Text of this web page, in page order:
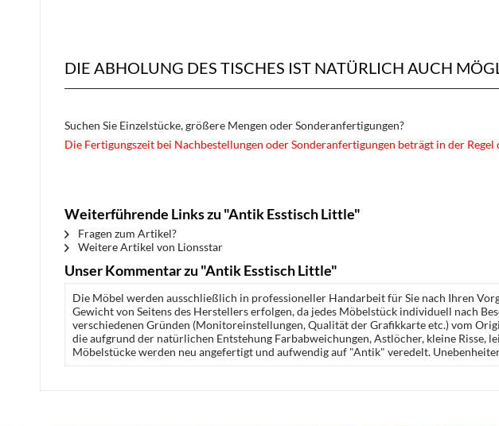
DIE ABHOLUNG DES TISCHES IST NATÜRLICH AUCH
Suchen Sie Einzelstücke, größere Mengen oder Sonderanfertigungen?
Die Fertigungszeit bei Nachbestellungen oder Sonderanfertigungen beträgt in der Regel
Weiterführende Links zu "Antik Esstisch Little"
Fragen zum Artikel?
Weitere Artikel von Lionsstar
Unser Kommentar zu "Antik Esstisch Little"
Die Möbel werden ausschließlich in professioneller Handarbeit für Sie nach Ihren
Gewicht von Seitens des Herstellers erfolgen, da jedes Möbelstück individuell nach
verschiedenen Gründen (Monitoreinstellungen, Qualität der Grafikkarte etc.) vom
die aufgrund der natürlichen Entstehung Farbabweichungen, Astlöcher, kleine
Möbelstücke werden neu angefertigt und aufwendig auf "Antik" veredelt.